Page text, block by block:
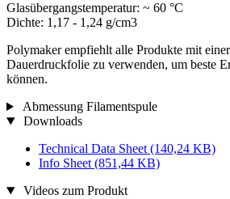
Glasübergangstemperatur: ~ 60 °C
Dichte: 1,17 - 1,24 g/cm3
Polymaker empfiehlt alle Produkte mit
Dauerdruckfolie zu verwenden, um beste
können.
Abmessung Filamentspule
Downloads
Technical Data Sheet (140,24 KB)
Info Sheet (851,44 KB)
Videos zum Produkt